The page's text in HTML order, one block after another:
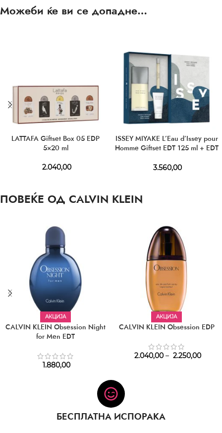
Можеби ќе ви се допадне…
LATTAFA Giftset Box 05 EDP
5×20 ml
2.040,00
ISSEY MIYAKE L’Eau d’Issey pour
Homme Giftset EDT 125 ml + EDT
3.560,00
ПОВЕЌЕ ОД CALVIN KLEIN
АКЦИЈА
CALVIN KLEIN Obsession Night
for Men EDT
1.880,00
АКЦИЈА
CALVIN KLEIN Obsession EDP
2.040,00 – 2.250,00
БЕСПЛАТНА ИСПОРАКА